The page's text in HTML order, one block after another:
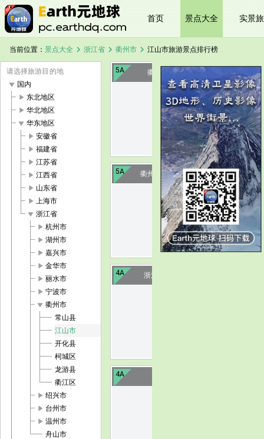
首页 景点大全 实景
当前位置： 景点大全 chevron_right 浙江省 chevron_right 衢州市 chevron_right 江山市旅游景点排行榜
请选择旅游目的地
play_arrow 国内
play_arrow 东北地区
play_arrow 华北地区
play_arrow 华东地区
play_arrow 安徽省
play_arrow 福建省
play_arrow 江苏省
play_arrow 江西省
play_arrow 山东省
play_arrow 上海市
play_arrow 浙江省
play_arrow 杭州市
play_arrow 湖州市
play_arrow 嘉兴市
play_arrow 金华市
play_arrow 丽水市
play_arrow 宁波市
play_arrow 衢州市
常山县
江山市
开化县
柯城区
龙游县
衢江区
play_arrow 绍兴市
play_arrow 台州市
play_arrow 温州市
舟山市
5A
image
衢州江郎山
5A
image
衢州廿八都古镇
4A 浙江清漾古村
4A